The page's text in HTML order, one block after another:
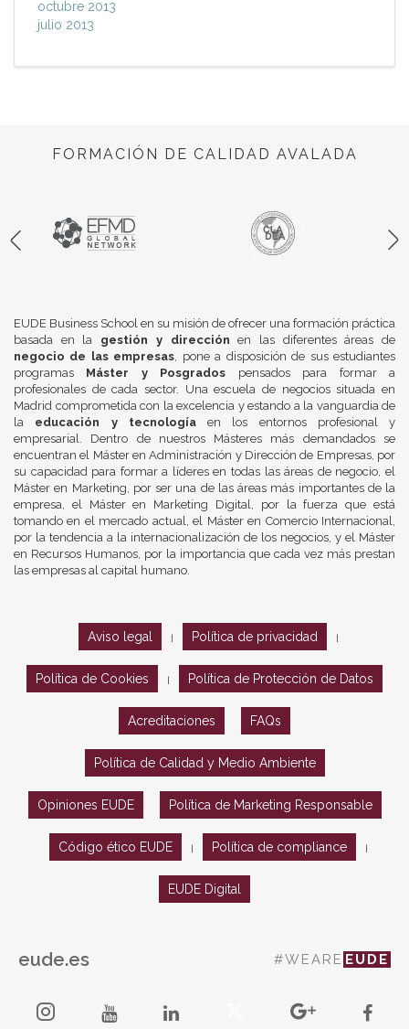
octubre 2013
julio 2013
FORMACIÓN DE CALIDAD AVALADA
EUDE Business School en su misión de ofrecer una formación práctica
basada en la gestión y dirección en las diferentes áreas de
negocio de las empresas, pone a disposición de sus estudiantes
programas Máster y Posgrados pensados para formar a
profesionales de cada sector. Una escuela de negocios situada en
Madrid comprometida con la excelencia y estando a la vanguardia de
la educación y tecnologíaen los entornos profesional y
empresarial. Dentro de nuestros Másteres más demandados se
encuentran el Máster en Administración y Dirección de Empresas, por
su capacidad para formar a líderes en todas las áreas de negocio, el
Máster en Marketing, por ser una de las áreas más importantes de la
empresa, el Máster en Marketing Digital, por la fuerza que está
tomando en el mercado actual, el Máster en Comercio Internacional,
por la tendencia a la internacionalización de los negocios, y el Máster
en Recursos Humanos, por la importancia que cada vez más prestan
las empresas al capital humano.
Aviso legal Política de privacidad
Política de Cookies Política de Protección de Datos
Acreditaciones FAQs
Política de Calidad y Medio Ambiente
Opiniones EUDE Política de Marketing Responsable
Código ético EUDE Política de compliance
EUDE Digital
eude.es #WEARE EUDE